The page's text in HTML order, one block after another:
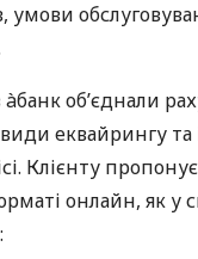
умови
об’єднали
види еквайрингу
Клієнту
онлайн, як у